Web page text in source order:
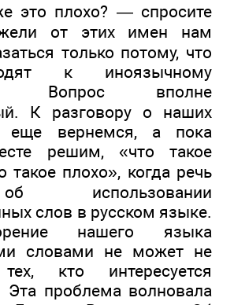
это плохо? — спросите
от этих имен нам
только потому, что
к иноязычному
Вопрос вполне
К разговору о наших
вернемся, а пока
решим, «что такое
такое плохо», когда речь
использовании
слов в русском языке.
нашего языка
словами не может не
кто интересуется
Эта проблема волновала